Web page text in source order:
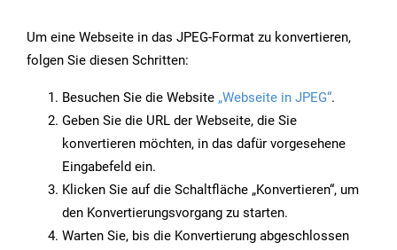
Um eine Webseite in das JPEG-Format zu konvertieren,
folgen Sie diesen Schritten:
Besuchen Sie die Website „Webseite in JPEG“.
Geben Sie die URL der Webseite, die Sie
konvertieren möchten, in das dafür vorgesehene
Eingabefeld ein.
Klicken Sie auf die Schaltfläche „Konvertieren“, um
den Konvertierungsvorgang zu starten.
Warten Sie, bis die Konvertierung abgeschlossen